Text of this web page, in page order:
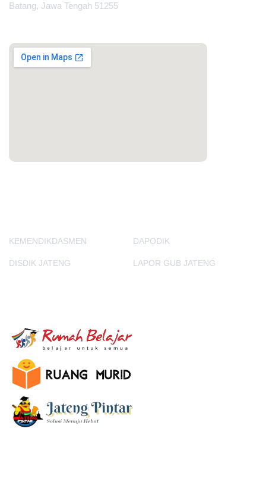
Batang, Jawa Tengah 51255
KEMENDIKDASMEN DAPODIK
DISDIK JATENG LAPOR GUB JATENG